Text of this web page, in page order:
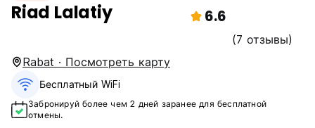
Riad Lalatiy 6.6
(7 отзывы)
Rabat · Посмотреть карту
Бесплатный WiFi
Забронируй более чем 2 дней заранее для бесплатной
отмены.